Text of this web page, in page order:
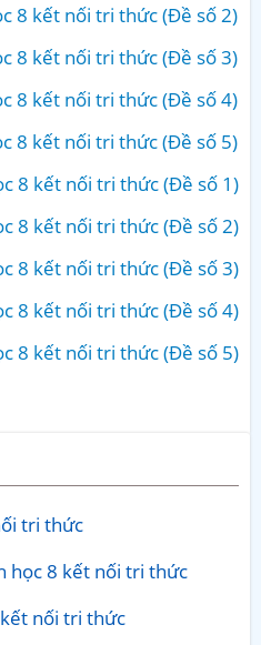
8 kết nối tri thức (Đề số 2)
8 kết nối tri thức (Đề số 3)
8 kết nối tri thức (Đề số 4)
8 kết nối tri thức (Đề số 5)
8 kết nối tri thức (Đề số 1)
8 kết nối tri thức (Đề số 2)
8 kết nối tri thức (Đề số 3)
8 kết nối tri thức (Đề số 4)
8 kết nối tri thức (Đề số 5)
tri thức
học 8 kết nối tri thức
nối tri thức